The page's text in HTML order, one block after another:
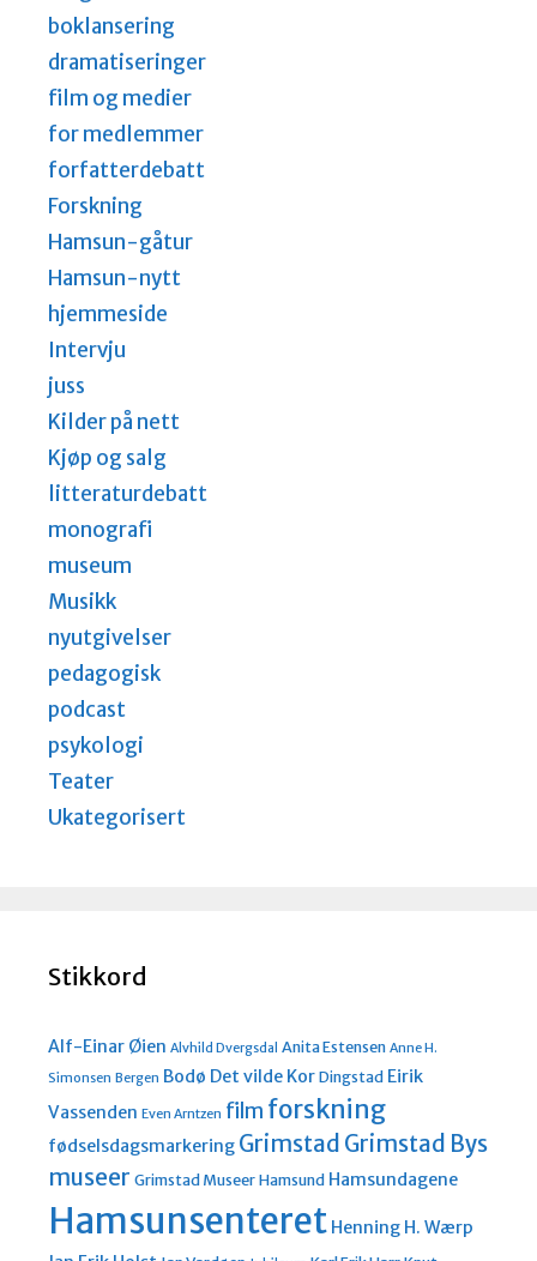
boklansering
dramatiseringer
film og medier
for medlemmer
forfatterdebatt
Forskning
Hamsun-gåtur
Hamsun-nytt
hjemmeside
Intervju
juss
Kilder på nett
Kjøp og salg
litteraturdebatt
monografi
museum
Musikk
nyutgivelser
pedagogisk
podcast
psykologi
Teater
Ukategorisert
Stikkord
Alf-Einar Øien Alvhild Dvergsdal Anita Estensen Anne H.
Simonsen Bergen Bodø Det vilde Kor Dingstad Eirik
Vassenden Even Arntzen film forskning
fødselsdagsmarkering Grimstad Grimstad Bys
museer Grimstad Museer Hamsund Hamsundagene
Hamsunsenteret Henning H. Wærp